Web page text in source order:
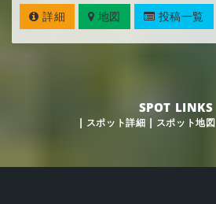
詳細 地図 投稿一覧
SPOT LINKS
| スポット詳細 | スポット地図